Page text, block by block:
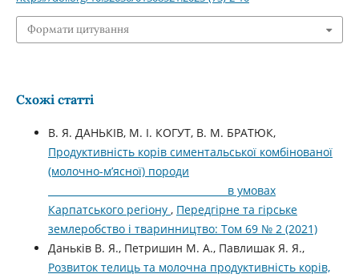
Формати цитування
Схожі статті
В. Я. ДАНЬКІВ, М. І. КОГУТ, В. М. БРАТЮК,
Продуктивність корів симентальської комбінованої
(молочно-м’ясної) породи
в умовах
Карпатського регіону , Передгірне та гірське
землеробство і тваринництво: Том 69 № 2 (2021)
Даньків В. Я., Петришин М. А., Павлишак Я. Я.,
Розвиток телиць та молочна продуктивність корів,